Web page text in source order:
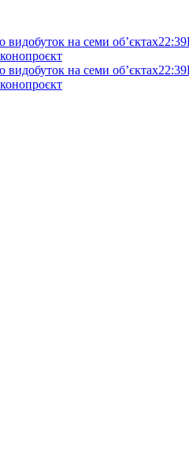
на семи об’єктах22:39
на семи об’єктах22:39